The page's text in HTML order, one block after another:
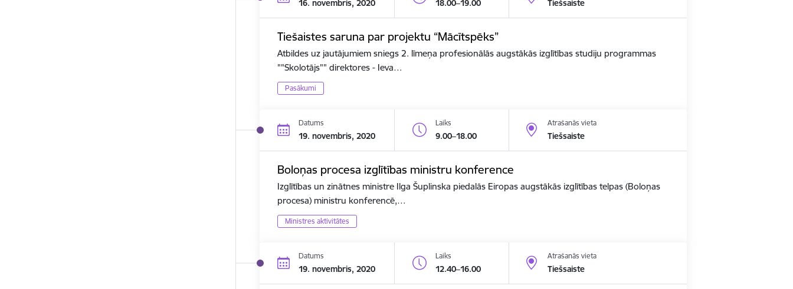
16. novembris, 2020 18.00–19.00 Tiešsaiste
Tiešaistes saruna par projektu “Mācītspēks”
Atbildes uz jautājumiem sniegs 2. līmeņa profesionālās augstākās izglītības studiju programmas
""Skolotājs"" direktores - Ieva…
Pasākumi
Datums
19. novembris, 2020
Laiks
9.00–18.00
Atrašanās vieta
Tiešsaiste
Boloņas procesa izglītības ministru konference
Izglītības un zinātnes ministre Ilga Šuplinska piedalās Eiropas augstākās izglītības telpas (Boloņas
procesa) ministru konferencē,…
Ministres aktivitātes
Datums
19. novembris, 2020
Laiks
12.40–16.00
Atrašanās vieta
Tiešsaiste